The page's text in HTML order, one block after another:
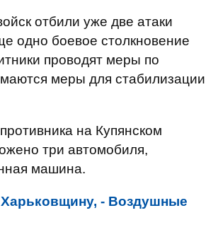
отбили уже две атаки
одно боевое столкновение
проводят меры по
меры для стабилизации
на Купянском
три автомобиля,
машина.
- Воздушные